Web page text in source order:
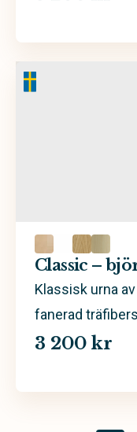
Classic –
Klassisk urna
fanerad
3 200 kr